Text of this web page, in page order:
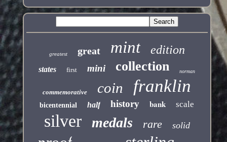
greatest great mint edition
states first mini collection norman
commemorative coin franklin
bicentennial half history bank scale
silver medals rare solid